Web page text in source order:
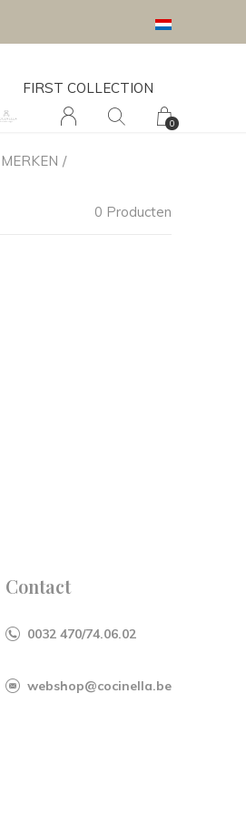
FIRST COLLECTION
0
MERKEN
0 Producten
Contact
0032 470/74.06.02
webshop@cocinella.be